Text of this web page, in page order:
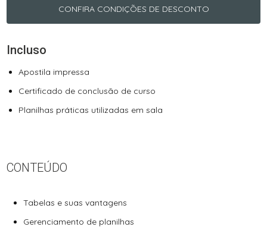
CONFIRA CONDIÇÕES DE DESCONTO
Incluso
Apostila impressa
Certificado de conclusão de curso
Planilhas práticas utilizadas em sala
CONTEÚDO
Tabelas e suas vantagens
Gerenciamento de planilhas